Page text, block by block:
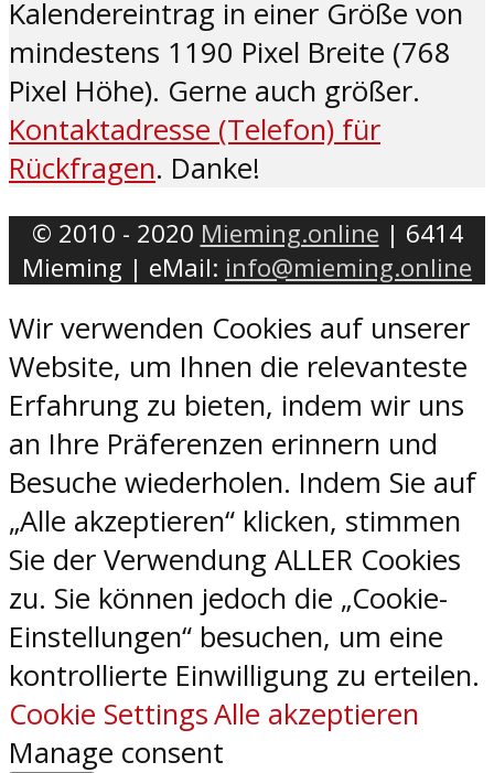
Kalendereintrag in einer Größe von
mindestens 1190 Pixel Breite (768
Pixel Höhe). Gerne auch größer.
Kontaktadresse (Telefon) für
Rückfragen. Danke!
© 2010 - 2020 Mieming.online | 6414
Mieming | eMail: info@mieming.online
Wir verwenden Cookies auf unserer
Website, um Ihnen die relevanteste
Erfahrung zu bieten, indem wir uns
an Ihre Präferenzen erinnern und
Besuche wiederholen. Indem Sie auf
„Alle akzeptieren“ klicken, stimmen
Sie der Verwendung ALLER Cookies
zu. Sie können jedoch die „Cookie-
Einstellungen“ besuchen, um eine
kontrollierte Einwilligung zu erteilen.
Cookie SettingsAlle akzeptieren
Manage consent